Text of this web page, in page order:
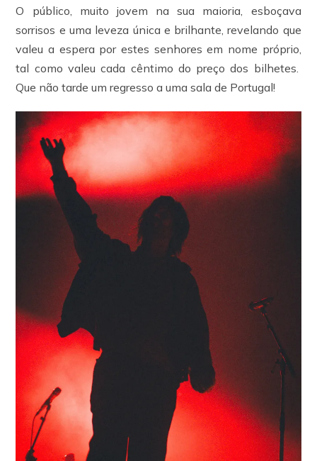
O público, muito jovem na sua maioria, esboçava
sorrisos e uma leveza única e brilhante, revelando que
valeu a espera por estes senhores em nome próprio,
tal como valeu cada cêntimo do preço dos bilhetes.
Que não tarde um regresso a uma sala de Portugal!